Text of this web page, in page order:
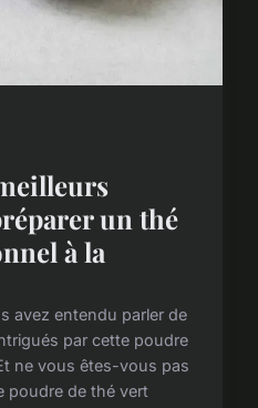
un thé
à la
avez entendu parler de
par cette poudre
ne vous êtes-vous pas
poudre de thé vert